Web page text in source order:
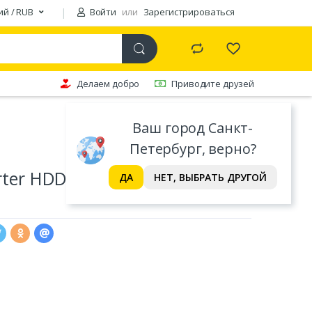
/ RUB Войти или Зарегистрироваться
Ваш город Санкт-
Петербург, верно?
ДА НЕТ, ВЫБРАТЬ ДРУГОЙ
Делаем добро Приводите друзей
HDD Tray (733